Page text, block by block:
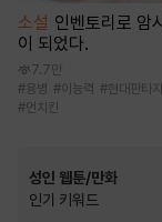
소설 인벤토리로 암
이 되었다.
7.7만
# 용병 #이능력 #현대판타지
#먼치킨
성인 웹툰/만화
인기 키워드